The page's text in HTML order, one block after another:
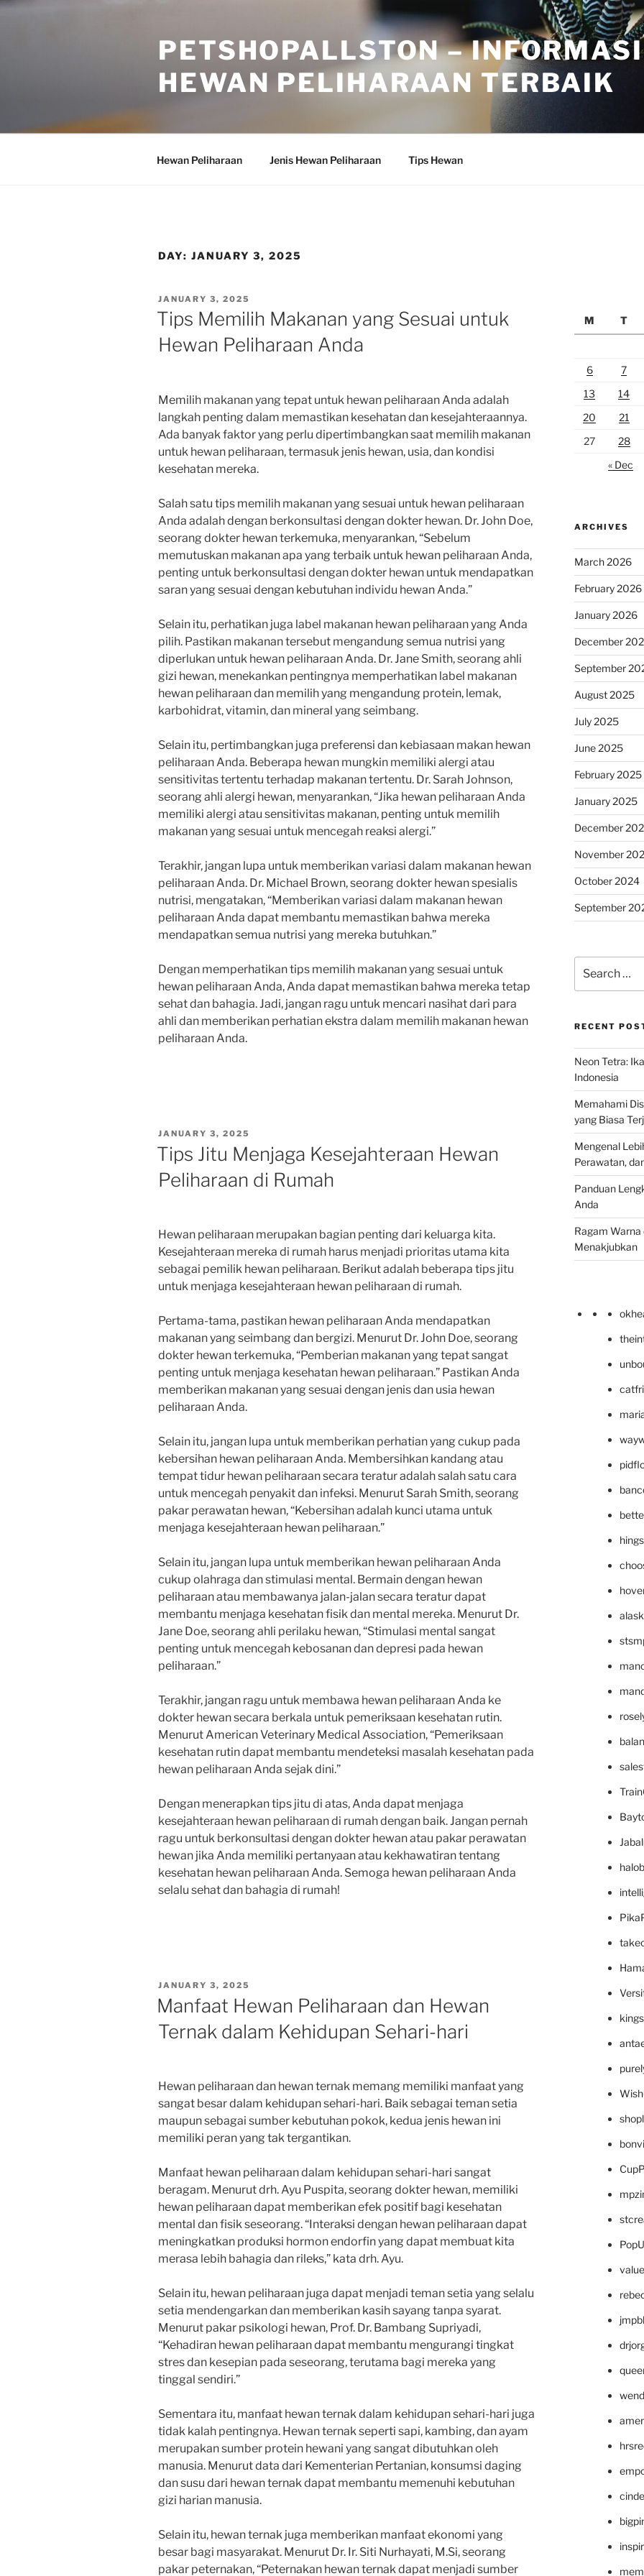
Skip
PETSHOPALLSTON –
HEWAN PELIHARAAN TERBAIK
Hewan Peliharaan Jenis Hewan Peliharaan Tips Hewan
DAY: JANUARY 3, 2025
POSTED
ON
JANUARY 3, 2025
Tips Memilih Makanan yang Sesuai untuk
Hewan Peliharaan Anda
Memilih makanan yang tepat untuk hewan peliharaan Anda adalah
langkah penting dalam memastikan kesehatan dan kesejahteraannya.
Ada banyak faktor yang perlu dipertimbangkan saat memilih makanan
untuk hewan peliharaan, termasuk jenis hewan, usia, dan kondisi
kesehatan mereka.
Salah satu tips memilih makanan yang sesuai untuk hewan peliharaan
Anda adalah dengan berkonsultasi dengan dokter hewan. Dr. John Doe,
seorang dokter hewan terkemuka, menyarankan, “Sebelum
memutuskan makanan apa yang terbaik untuk hewan peliharaan Anda,
penting untuk berkonsultasi dengan dokter hewan untuk mendapatkan
saran yang sesuai dengan kebutuhan individu hewan Anda.”
Selain itu, perhatikan juga label makanan hewan peliharaan yang Anda
pilih. Pastikan makanan tersebut mengandung semua nutrisi yang
diperlukan untuk hewan peliharaan Anda. Dr. Jane Smith, seorang ahli
gizi hewan, menekankan pentingnya memperhatikan label makanan
hewan peliharaan dan memilih yang mengandung protein, lemak,
karbohidrat, vitamin, dan mineral yang seimbang.
Selain itu, pertimbangkan juga preferensi dan kebiasaan makan hewan
peliharaan Anda. Beberapa hewan mungkin memiliki alergi atau
sensitivitas tertentu terhadap makanan tertentu. Dr. Sarah Johnson,
seorang ahli alergi hewan, menyarankan, “Jika hewan peliharaan Anda
memiliki alergi atau sensitivitas makanan, penting untuk memilih
makanan yang sesuai untuk mencegah reaksi alergi.”
Terakhir, jangan lupa untuk memberikan variasi dalam makanan hewan
peliharaan Anda. Dr. Michael Brown, seorang dokter hewan spesialis
nutrisi, mengatakan, “Memberikan variasi dalam makanan hewan
peliharaan Anda dapat membantu memastikan bahwa mereka
mendapatkan semua nutrisi yang mereka butuhkan.”
Dengan memperhatikan tips memilih makanan yang sesuai untuk
hewan peliharaan Anda, Anda dapat memastikan bahwa mereka tetap
sehat dan bahagia. Jadi, jangan ragu untuk mencari nasihat dari para
ahli dan memberikan perhatian ekstra dalam memilih makanan hewan
peliharaan Anda.
POSTED
JANUARY 3, 2025
Tips Jitu Menjaga Kesejahteraan Hewan
Peliharaan di Rumah
Hewan peliharaan merupakan bagian penting dari keluarga kita.
Kesejahteraan mereka di rumah harus menjadi prioritas utama kita
sebagai pemilik hewan peliharaan. Berikut adalah beberapa tips jitu
untuk menjaga kesejahteraan hewan peliharaan di rumah.
Pertama-tama, pastikan hewan peliharaan Anda mendapatkan
makanan yang seimbang dan bergizi. Menurut Dr. John Doe, seorang
dokter hewan terkemuka, “Pemberian makanan yang tepat sangat
penting untuk menjaga kesehatan hewan peliharaan.” Pastikan Anda
memberikan makanan yang sesuai dengan jenis dan usia hewan
peliharaan Anda.
Selain itu, jangan lupa untuk memberikan perhatian yang cukup pada
kebersihan hewan peliharaan Anda. Membersihkan kandang atau
tempat tidur hewan peliharaan secara teratur adalah salah satu cara
untuk mencegah penyakit dan infeksi. Menurut Sarah Smith, seorang
pakar perawatan hewan, “Kebersihan adalah kunci utama untuk
menjaga kesejahteraan hewan peliharaan.”
Selain itu, jangan lupa untuk memberikan hewan peliharaan Anda
cukup olahraga dan stimulasi mental. Bermain dengan hewan
peliharaan atau membawanya jalan-jalan secara teratur dapat
membantu menjaga kesehatan fisik dan mental mereka. Menurut Dr.
Jane Doe, seorang ahli perilaku hewan, “Stimulasi mental sangat
penting untuk mencegah kebosanan dan depresi pada hewan
peliharaan.”
Terakhir, jangan ragu untuk membawa hewan peliharaan Anda ke
dokter hewan secara berkala untuk pemeriksaan kesehatan rutin.
Menurut American Veterinary Medical Association, “Pemeriksaan
kesehatan rutin dapat membantu mendeteksi masalah kesehatan pada
hewan peliharaan Anda sejak dini.”
Dengan menerapkan tips jitu di atas, Anda dapat menjaga
kesejahteraan hewan peliharaan di rumah dengan baik. Jangan pernah
ragu untuk berkonsultasi dengan dokter hewan atau pakar perawatan
hewan jika Anda memiliki pertanyaan atau kekhawatiran tentang
kesehatan hewan peliharaan Anda. Semoga hewan peliharaan Anda
selalu sehat dan bahagia di rumah!
POSTED
ON
JANUARY 3, 2025
Manfaat Hewan Peliharaan dan Hewan
Ternak dalam Kehidupan Sehari-hari
Hewan peliharaan dan hewan ternak memang memiliki manfaat yang
sangat besar dalam kehidupan sehari-hari. Baik sebagai teman setia
maupun sebagai sumber kebutuhan pokok, kedua jenis hewan ini
memiliki peran yang tak tergantikan.
Manfaat hewan peliharaan dalam kehidupan sehari-hari sangat
beragam. Menurut drh. Ayu Puspita, seorang dokter hewan, memiliki
hewan peliharaan dapat memberikan efek positif bagi kesehatan
mental dan fisik seseorang. “Interaksi dengan hewan peliharaan dapat
meningkatkan produksi hormon endorfin yang dapat membuat kita
merasa lebih bahagia dan rileks,” kata drh. Ayu.
Selain itu, hewan peliharaan juga dapat menjadi teman setia yang selalu
setia mendengarkan dan memberikan kasih sayang tanpa syarat.
Menurut pakar psikologi hewan, Prof. Dr. Bambang Supriyadi,
“Kehadiran hewan peliharaan dapat membantu mengurangi tingkat
stres dan kesepian pada seseorang, terutama bagi mereka yang
tinggal sendiri.”
Sementara itu, manfaat hewan ternak dalam kehidupan sehari-hari juga
tidak kalah pentingnya. Hewan ternak seperti sapi, kambing, dan ayam
merupakan sumber protein hewani yang sangat dibutuhkan oleh
manusia. Menurut data dari Kementerian Pertanian, konsumsi daging
dan susu dari hewan ternak dapat membantu memenuhi kebutuhan
gizi harian manusia.
Selain itu, hewan ternak juga memberikan manfaat ekonomi yang
besar bagi masyarakat. Menurut Dr. Ir. Siti Nurhayati, M.Si, seorang
pakar peternakan, “Peternakan hewan ternak dapat menjadi sumber
M
T
6
7
13
14
20
21
27
28
« Dec
ARCHIVES
March 2026
February 2026
January 2026
December
September
August 2025
July 2025
June 2025
February 2025
January 2025
December
November
October 2024
September
for:
RECENT
Neon Tetra:
Indonesia
Memahami
yang Biasa
Mengenal
Perawatan,
Panduan
Anda
Ragam
Menakjubkan